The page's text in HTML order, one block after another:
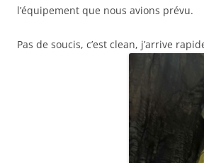
l’équipement que nous avions prévu.
Pas de soucis, c’est clean, j’arrive